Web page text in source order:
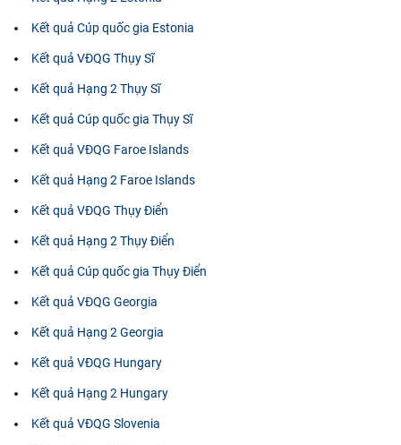
Kết quả Cúp quốc gia Estonia
Kết quả VĐQG Thụy Sĩ
Kết quả Hạng 2 Thụy Sĩ
Kết quả Cúp quốc gia Thụy Sĩ
Kết quả VĐQG Faroe Islands
Kết quả Hạng 2 Faroe Islands
Kết quả VĐQG Thụy Điển
Kết quả Hạng 2 Thụy Điển
Kết quả Cúp quốc gia Thụy Điển
Kết quả VĐQG Georgia
Kết quả Hạng 2 Georgia
Kết quả VĐQG Hungary
Kết quả Hạng 2 Hungary
Kết quả VĐQG Slovenia